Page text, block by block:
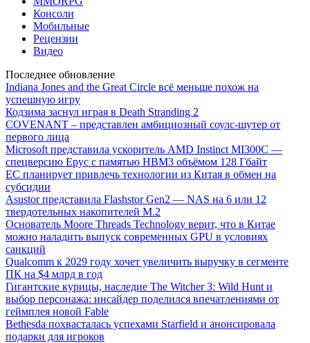
Консоли
Мобильные
Рецензии
Видео
Последнее обновление
Indiana Jones and the Great Circle всё меньше похож на
успешную игру
Кодзима заснул играя в Death Stranding 2
COVENANT – представлен амбициозный соулс-шутер от
первого лица
Microsoft представила ускоритель AMD Instinct MI300C —
спецверсию Epyc с памятью HBM3 объёмом 128 Гбайт
ЕС планирует привлечь технологии из Китая в обмен на
субсидии
Asustor представила Flashstor Gen2 — NAS на 6 или 12
твердотельных накопителей M.2
Основатель Moore Threads Technology верит, что в Китае
можно наладить выпуск современных GPU в условиях
санкций
Qualcomm к 2029 году хочет увеличить выручку в сегменте
ПК на $4 млрд в год
Гигантские курицы, наследие The Witcher 3: Wild Hunt и
выбор персонажа: инсайдер поделился впечатлениями от
геймплея новой Fable
Bethesda похвасталась успехами Starfield и анонсировала
подарки для игроков